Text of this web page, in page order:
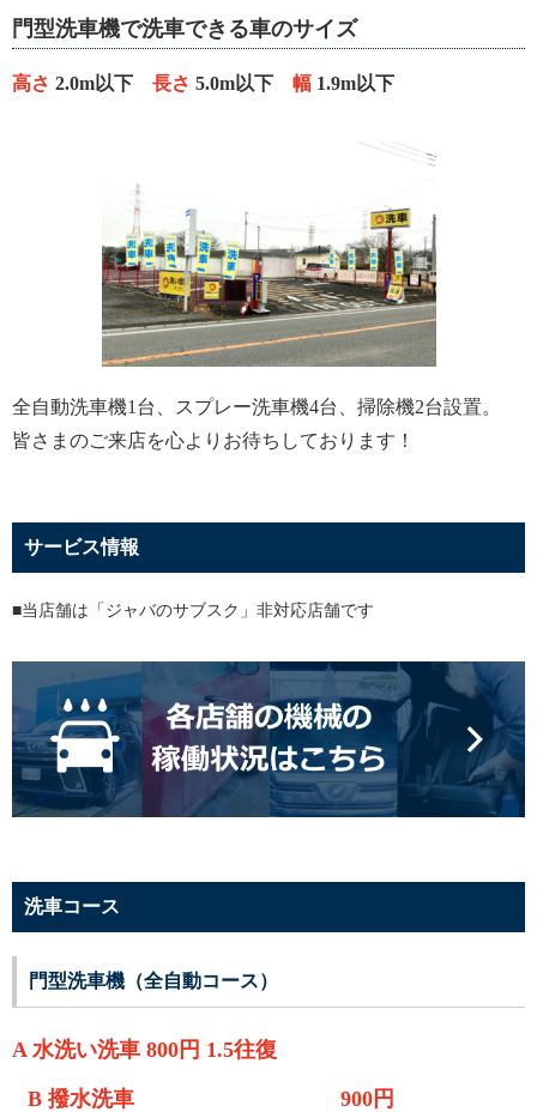
門型洗車機で洗車できる車のサイズ
高さ 2.0m以下 長さ 5.0m以下 幅 1.9m以下
全自動洗車機1台、スプレー洗車機4台、掃除機2台設置。
皆さまのご来店を心よりお待ちしております！
サービス情報
■当店舗は「ジャバのサブスク」非対応店舗です
洗車コース
門型洗車機（全自動コース）
A 水洗い洗車 800円 1.5往復
B 撥水洗車 900円